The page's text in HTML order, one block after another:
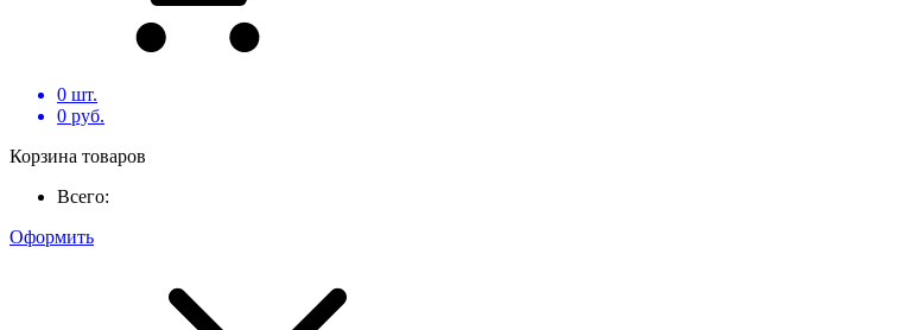
0 шт.
0 руб.
Корзина товаров
Всего:
Оформить